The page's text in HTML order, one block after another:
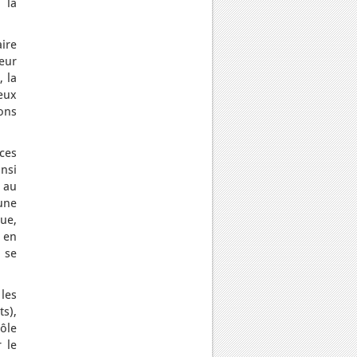
la
la
se
le